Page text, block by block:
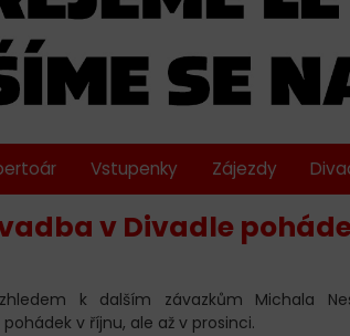
Vstupenky Zájezdy
v Divadle
k dalším závazkům Michala
v říjnu, ale až v prosinci.